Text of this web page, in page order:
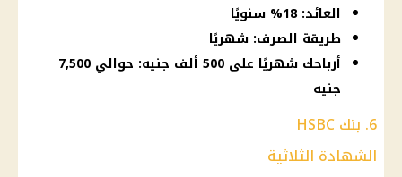
العائد: 18% سنويًا
طريقة الصرف: شهريًا
أرباحك شهريًا على 500 ألف جنيه: حوالي 7,500
جنيه
6. بنك HSBC
الشهادة الثلاثية